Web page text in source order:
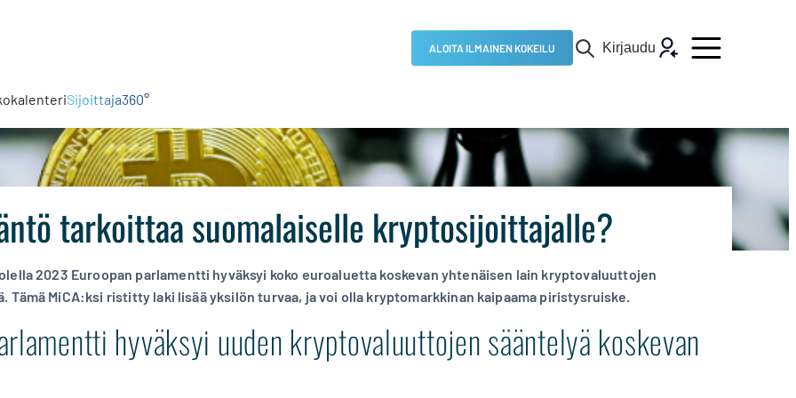
ALOITA ILMAINEN KOKEILU Kirjaudu
Sijoittaja360°
tarkoittaa suomalaiselle kryptosijoittajalle?
2023 Euroopan parlamentti hyväksyi koko euroaluetta koskevan yhtenäisen lain kryptovaluuttojen
Tämä MiCA:ksi ristitty laki lisää yksilön turvaa, ja voi olla kryptomarkkinan kaipaama piristysruiske.
hyväksyi uuden kryptovaluuttojen sääntelyä koskevan